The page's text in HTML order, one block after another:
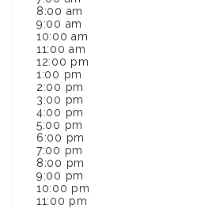
8:00 am
9:00 am
10:00 am
11:00 am
12:00 pm
1:00 pm
2:00 pm
3:00 pm
4:00 pm
5:00 pm
6:00 pm
7:00 pm
8:00 pm
9:00 pm
10:00 pm
11:00 pm